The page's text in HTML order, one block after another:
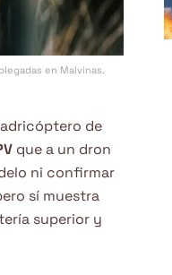
en Malvinas.
de
que a un dron
ni confirmar
sí muestra
superior y